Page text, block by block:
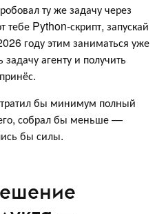
ту же задачу через
тебе Python-скрипт, запускай
году этим заниматься уже
задачу агенту и получить
бы минимум полный
собрал бы меньше —
бы силы.